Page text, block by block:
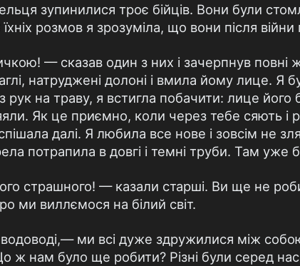
зупинилися троє бійців. Вони були
розмов я зрозуміла, що вони після
— сказав один з них і зачерпнув повні
натруджені долоні і вмила йому лице. Я
рук на траву, я встигла побачити: лице його
Як це приємно, коли через тебе сяють і
далі. Я любила все нове і зовсім не
потрапила в довгі і темні труби. Там уже
страшного! — казали старші. Ви ще не
ми виллємося на білий світ.
ми всі дуже здружилися між
ж нам було ще робити? Різні були серед нас.